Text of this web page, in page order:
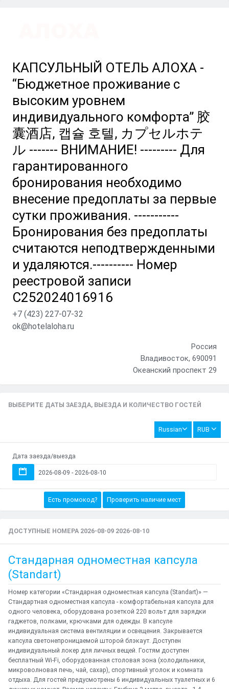
КАПСУЛЬНЫЙ ОТЕЛЬ АЛОХА -
“Бюджетное проживание с
высоким уровнем
индивидуального комфорта” 胶
囊酒店, 캡슐 호텔, カプセルホテ
ル ------- ВНИМАНИЕ! --------- Для
гарантированного
бронирования необходимо
внесение предоплаты за первые
сутки проживания. -----------
Бронирования без предоплаты
считаются неподтвержденными
и удаляются.---------- Номер
реестровой записи
С252024016916
+7 (423) 227-07-32
ok@hotelaloha.ru
Россия
Владивосток, 690091
Океанский проспект 29
ВЫБЕРИТЕ ДАТЫ ЗАЕЗДА, ВЫЕЗДА И КОЛИЧЕСТВО ГОСТЕЙ
Russian RUB
Дата заезда/выезда
Есть промокод? Проверить наличие мест
ДОСТУПНЫЕ НОМЕРА 2026-08-09 2026-08-10
Стандарная одноместная капсула
(Standart)
Номер категории «Стандарная одноместная капсула (Standart)» —
Стандартная одноместная капсула - комфортабельная капсула для
одного человека, оборудована розеткой 220 вольт для зарядки
гаджетов, полками, крючками для одежды. В капсуле
индивидуальная система вентиляции и освещения. Закрывается
капсула светонепроницаемой шторой блэкаут. Доступен
индивидуальный локер для личных вещей. Гостям доступен
бесплатный Wi-Fi, оборудованная столовая зона (холодильники,
микроволновая печь, чай, сахар), спортивный уголок и комната
отдыха. Для гостей предусмотрены 6 индивидуальных туалетных и 6